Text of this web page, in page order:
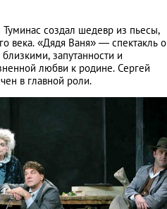
создал шедевр из пьесы,
века. «Дядя Ваня» — спектакль о
запутанности и
любви к родине. Сергей
в главной роли.